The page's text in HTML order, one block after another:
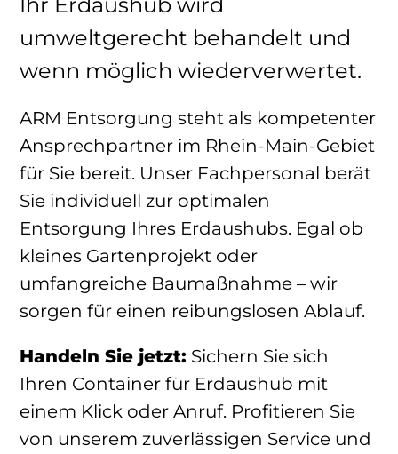
umweltgerecht behandelt und
wenn möglich wiederverwertet.
ARM Entsorgung steht als kompetenter
Ansprechpartner im Rhein-Main-Gebiet
für Sie bereit. Unser Fachpersonal berät
Sie individuell zur optimalen
Entsorgung Ihres Erdaushubs. Egal ob
kleines Gartenprojekt oder
umfangreiche Baumaßnahme – wir
sorgen für einen reibungslosen Ablauf.
Handeln Sie jetzt: Sichern Sie sich
Ihren Container für Erdaushub mit
einem Klick oder Anruf. Profitieren Sie
von unserem zuverlässigen Service und